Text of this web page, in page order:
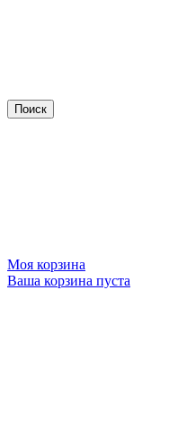
Моя корзина
Ваша корзина пуста